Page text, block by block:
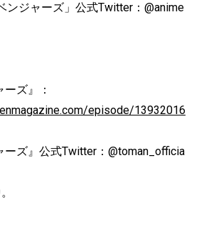
ンジャーズ」公式Twitter：@anime
ーズ』：
episode/13932016
ーズ』公式Twitter：@toman_officia